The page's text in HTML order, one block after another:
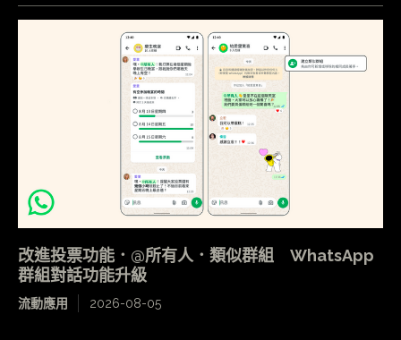
改進投票功能．@所有人．類似群組 WhatsApp
群組對話功能升級
流動應用 2026-08-05